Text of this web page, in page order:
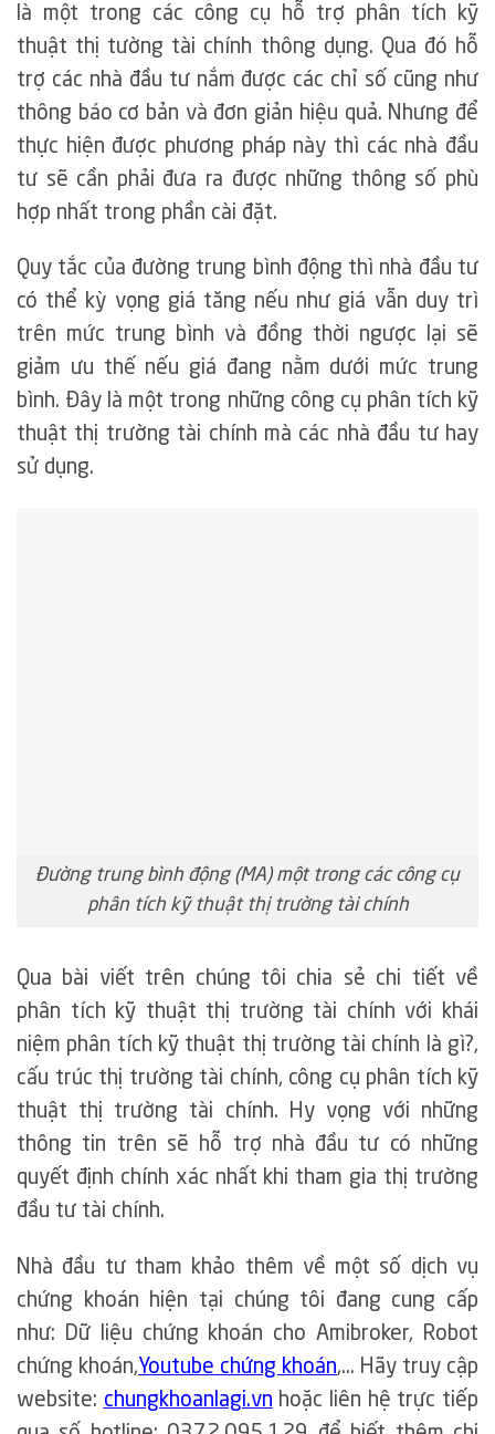
là một trong các công cụ hỗ trợ phân tích kỹ
thuật thị tường tài chính thông dụng. Qua đó hỗ
trợ các nhà đầu tư nắm được các chỉ số cũng như
thông báo cơ bản và đơn giản hiệu quả. Nhưng để
thực hiện được phương pháp này thì các nhà đầu
tư sẽ cần phải đưa ra được những thông số phù
hợp nhất trong phần cài đặt.
Quy tắc của đường trung bình động thì nhà đầu tư
có thể kỳ vọng giá tăng nếu như giá vẫn duy trì
trên mức trung bình và đồng thời ngược lại sẽ
giảm ưu thế nếu giá đang nằm dưới mức trung
bình. Đây là một trong những công cụ phân tích kỹ
thuật thị trường tài chính mà các nhà đầu tư hay
sử dụng.
Đường trung bình động (MA) một trong các công cụ
phân tích kỹ thuật thị trường tài chính
Qua bài viết trên chúng tôi chia sẻ chi tiết về
phân tích kỹ thuật thị trường tài chính với khái
niệm phân tích kỹ thuật thị trường tài chính là gì?,
cấu trúc thị trường tài chính, công cụ phân tích kỹ
thuật thị trường tài chính. Hy vọng với những
thông tin trên sẽ hỗ trợ nhà đầu tư có những
quyết định chính xác nhất khi tham gia thị trường
đầu tư tài chính.
Nhà đầu tư tham khảo thêm về một số dịch vụ
chứng khoán hiện tại chúng tôi đang cung cấp
như: Dữ liệu chứng khoán cho Amibroker, Robot
chứng khoán,Youtube chứng khoán,… Hãy truy cập
website: chungkhoanlagi.vn hoặc liên hệ trực tiếp